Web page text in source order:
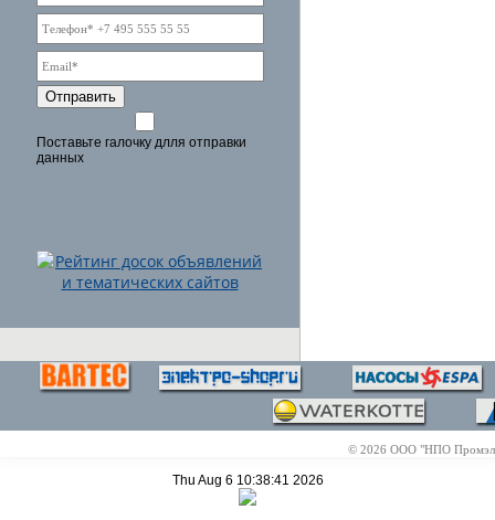
Отправить
Поставьте галочку длля отправки
данных
© 2026 ООО "НПО
Thu Aug 6 10:38:41 2026